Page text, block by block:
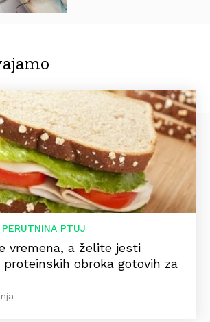
PTUJ
vremena, a želite jesti
proteinskih obroka gotovih za